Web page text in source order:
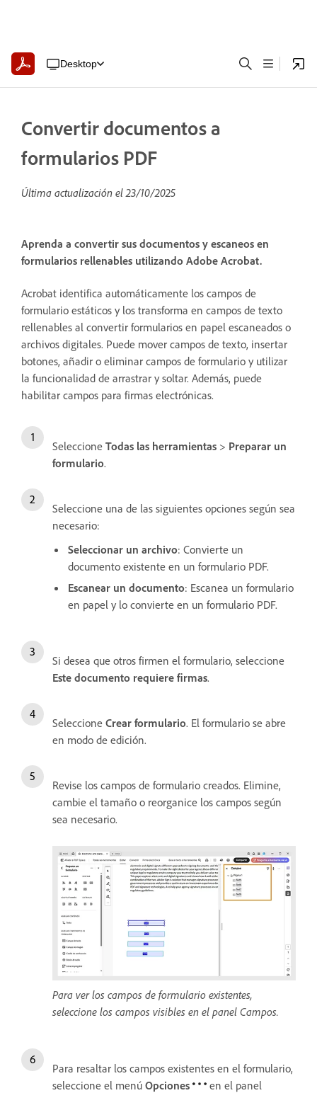
Desktop
Convertir documentos a
formularios PDF
Última actualización el23/10/2025
Aprenda a convertir sus documentos y escaneos en
formularios rellenables utilizando Adobe Acrobat.
Acrobat identifica automáticamente los campos de
formulario estáticos y los transforma en campos de texto
rellenables al convertir formularios en papel escaneados o
archivos digitales. Puede mover campos de texto, insertar
botones, añadir o eliminar campos de formulario y utilizar
la funcionalidad de arrastrar y soltar. Además, puede
habilitar campos para firmas electrónicas.
Seleccione Todas las herramientas > Preparar un
formulario.
Seleccione una de las siguientes opciones según sea
necesario:
Seleccionar un archivo: Convierte un
documento existente en un formulario PDF.
Escanear un documento: Escanea un formulario
en papel y lo convierte en un formulario PDF.
Si desea que otros firmen el formulario, seleccione
Este documento requiere firmas.
Seleccione Crear formulario. El formulario se abre
en modo de edición.
Revise los campos de formulario creados. Elimine,
cambie el tamaño o reorganice los campos según
sea necesario.
Para ver los campos de formulario existentes,
seleccione los campos visibles en el panel Campos.
Para resaltar los campos existentes en el formulario,
seleccione el menú Opciones
en el panel